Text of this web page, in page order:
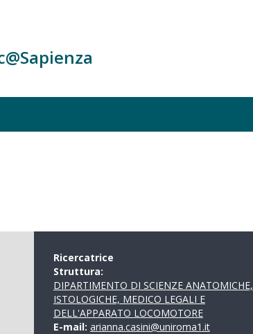
Ricercatrice
Struttura:
DIPARTIMENTO DI SCIENZE ANATOMICHE,
ISTOLOGICHE, MEDICO LEGALI E
DELL'APPARATO LOCOMOTORE
E-mail: arianna.casini@uniroma1.it